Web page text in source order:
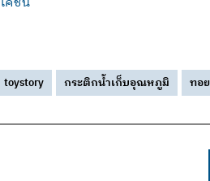
toystory กระติกน้ำเก็บอุณหภูมิ ทอ